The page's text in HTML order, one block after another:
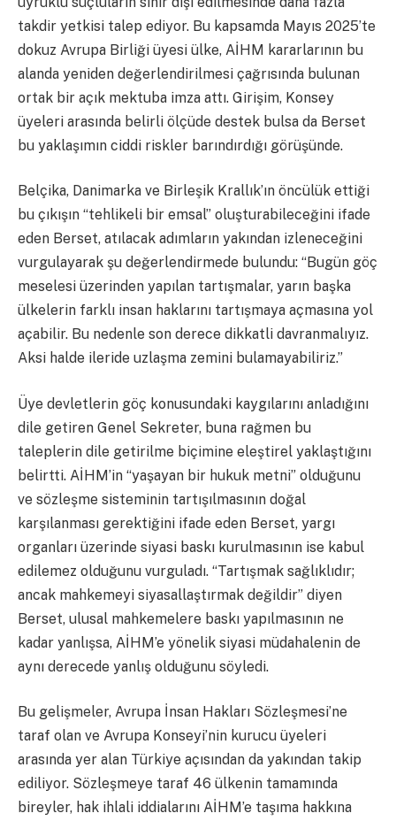
takdir yetkisi talep ediyor. Bu kapsamda Mayıs 2025’te
dokuz Avrupa Birliği üyesi ülke, AİHM kararlarının bu
alanda yeniden değerlendirilmesi çağrısında bulunan
ortak bir açık mektuba imza attı. Girişim, Konsey
üyeleri arasında belirli ölçüde destek bulsa da Berset
bu yaklaşımın ciddi riskler barındırdığı görüşünde.
Belçika, Danimarka ve Birleşik Krallık’ın öncülük ettiği
bu çıkışın “tehlikeli bir emsal” oluşturabileceğini ifade
eden Berset, atılacak adımların yakından izleneceğini
vurgulayarak şu değerlendirmede bulundu: “Bugün göç
meselesi üzerinden yapılan tartışmalar, yarın başka
ülkelerin farklı insan haklarını tartışmaya açmasına yol
açabilir. Bu nedenle son derece dikkatli davranmalıyız.
Aksi halde ileride uzlaşma zemini bulamayabiliriz.”
Üye devletlerin göç konusundaki kaygılarını anladığını
dile getiren Genel Sekreter, buna rağmen bu
taleplerin dile getirilme biçimine eleştirel yaklaştığını
belirtti. AİHM’in “yaşayan bir hukuk metni” olduğunu
ve sözleşme sisteminin tartışılmasının doğal
karşılanması gerektiğini ifade eden Berset, yargı
organları üzerinde siyasi baskı kurulmasının ise kabul
edilemez olduğunu vurguladı. “Tartışmak sağlıklıdır;
ancak mahkemeyi siyasallaştırmak değildir” diyen
Berset, ulusal mahkemelere baskı yapılmasının ne
kadar yanlışsa, AİHM’e yönelik siyasi müdahalenin de
aynı derecede yanlış olduğunu söyledi.
Bu gelişmeler, Avrupa İnsan Hakları Sözleşmesi’ne
taraf olan ve Avrupa Konseyi’nin kurucu üyeleri
arasında yer alan Türkiye açısından da yakından takip
ediliyor. Sözleşmeye taraf 46 ülkenin tamamında
bireyler, hak ihlali iddialarını AİHM’e taşıma hakkına